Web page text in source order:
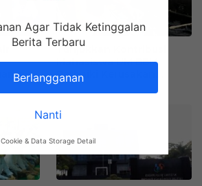
Tunjukkan Kontribusi,
Mahasiswa UM BBM
Perbaiki Kerusakan
Perangkat Elektronik
Agar Tidak Ketinggalan
Berita Terbaru
Berlangganan
Nanti
Cookie & Data Storage Detail